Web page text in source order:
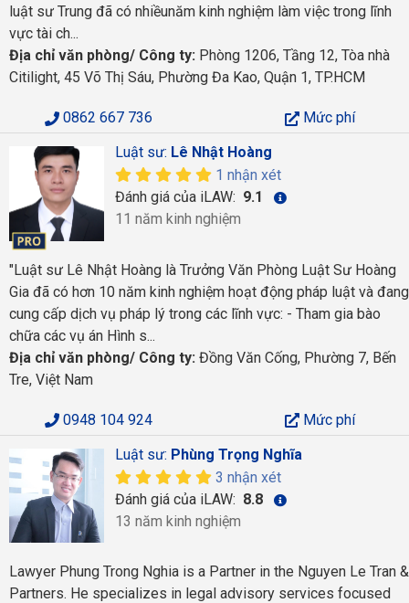
luật sư Trung đã có nhiềunăm kinh nghiệm làm việc trong lĩnh
vực tài ch...
Địa chỉ văn phòng/ Công ty: Phòng 1206, Tầng 12, Tòa nhà
Citilight, 45 Võ Thị Sáu, Phường Đa Kao, Quận 1, TP.HCM
0862 667 736
Mức phí
Luật sư: Lê Nhật Hoàng
1 nhận xét
Đánh giá của iLAW: 9.1
11 năm kinh nghiệm
"Luật sư Lê Nhật Hoàng là Trưởng Văn Phòng Luật Sư Hoàng
Gia đã có hơn 10 năm kinh nghiệm hoạt động pháp luật và đang
cung cấp dịch vụ pháp lý trong các lĩnh vực: - Tham gia bào
chữa các vụ án Hình s...
Địa chỉ văn phòng/ Công ty: Đồng Văn Cống, Phường 7, Bến
Tre, Việt Nam
0948 104 924
Mức phí
Luật sư: Phùng Trọng Nghĩa
3 nhận xét
Đánh giá của iLAW: 8.8
13 năm kinh nghiệm
Lawyer Phung Trong Nghia is a Partner in the Nguyen Le Tran &
Partners. He specializes in legal advisory services focused